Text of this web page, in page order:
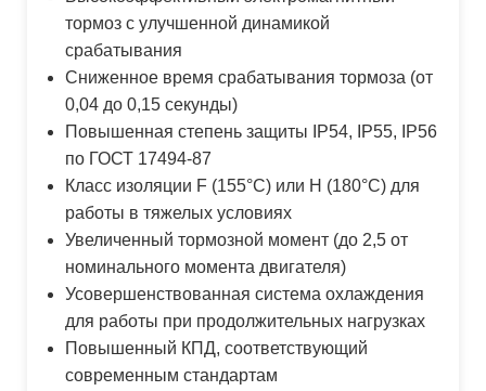
тормоз с улучшенной динамикой
срабатывания
Сниженное время срабатывания тормоза (от
0,04 до 0,15 секунды)
Повышенная степень защиты IP54, IP55, IP56
по ГОСТ 17494-87
Класс изоляции F (155°C) или H (180°C) для
работы в тяжелых условиях
Увеличенный тормозной момент (до 2,5 от
номинального момента двигателя)
Усовершенствованная система охлаждения
для работы при продолжительных нагрузках
Повышенный КПД, соответствующий
современным стандартам